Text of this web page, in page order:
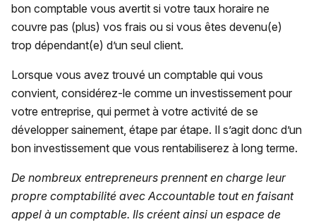
bon comptable vous avertit si votre taux horaire ne
couvre pas (plus) vos frais ou si vous êtes devenu(e)
trop dépendant(e) d’un seul client.
Lorsque vous avez trouvé un comptable qui vous
convient, considérez-le comme un investissement pour
votre entreprise, qui permet à votre activité de se
développer sainement, étape par étape. Il s’agit donc d’un
bon investissement que vous rentabiliserez à long terme.
De nombreux entrepreneurs prennent en charge leur
propre comptabilité avec Accountable tout en faisant
appel à un comptable. Ils créent ainsi un espace de